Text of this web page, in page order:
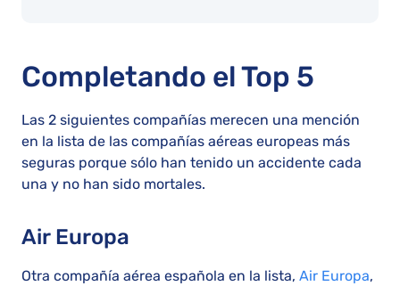
Completando el Top 5
Las 2 siguientes compañías merecen una mención
en la lista de las compañías aéreas europeas más
seguras porque sólo han tenido un accidente cada
una y no han sido mortales.
Air Europa
Otra compañía aérea española en la lista, Air Europa,